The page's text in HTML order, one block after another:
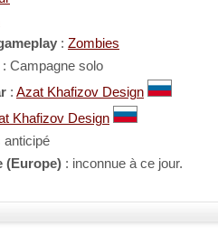
: Zombies
: Campagne solo
: Azat Khafizov Design
Khafizov Design
anticipé
(Europe) : inconnue à ce jour.